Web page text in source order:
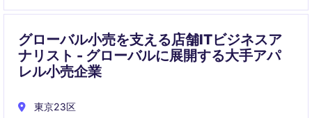
グローバル小売を支える店舗ITビジネスア
ナリスト - グローバルに展開する大手アパ
レル小売企業
東京23区